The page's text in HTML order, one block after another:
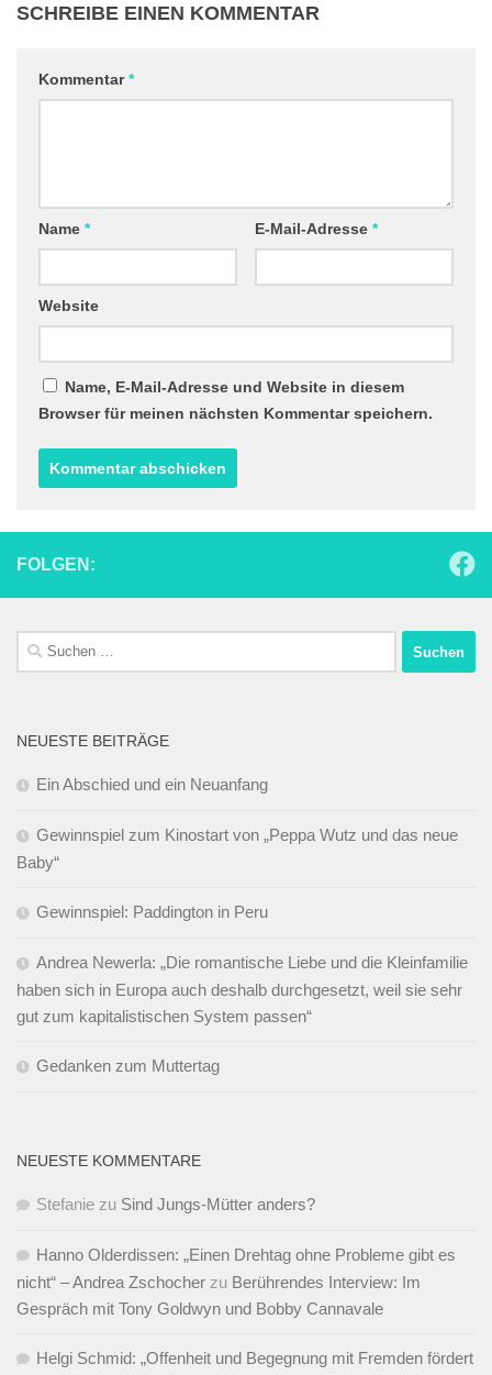
SCHREIBE EINEN KOMMENTAR
Kommentar*
Name * E-Mail-Adresse *
Website
Name, E-Mail-Adresse und Website in diesem
Browser für meinen nächsten Kommentar speichern.
FOLGEN:
Suchen
nach:
NEUESTE BEITRÄGE
Ein Abschied und ein Neuanfang
Gewinnspiel zum Kinostart von „Peppa Wutz und das neue
Baby“
Gewinnspiel: Paddington in Peru
Andrea Newerla: „Die romantische Liebe und die Kleinfamilie
haben sich in Europa auch deshalb durchgesetzt, weil sie sehr
gut zum kapitalistischen System passen“
Gedanken zum Muttertag
NEUESTE KOMMENTARE
Stefanie zu Sind Jungs-Mütter anders?
Hanno Olderdissen: „Einen Drehtag ohne Probleme gibt es
nicht“ – Andrea Zschocher zu Berührendes Interview: Im
Gespräch mit Tony Goldwyn und Bobby Cannavale
Helgi Schmid: „Offenheit und Begegnung mit Fremden fördert